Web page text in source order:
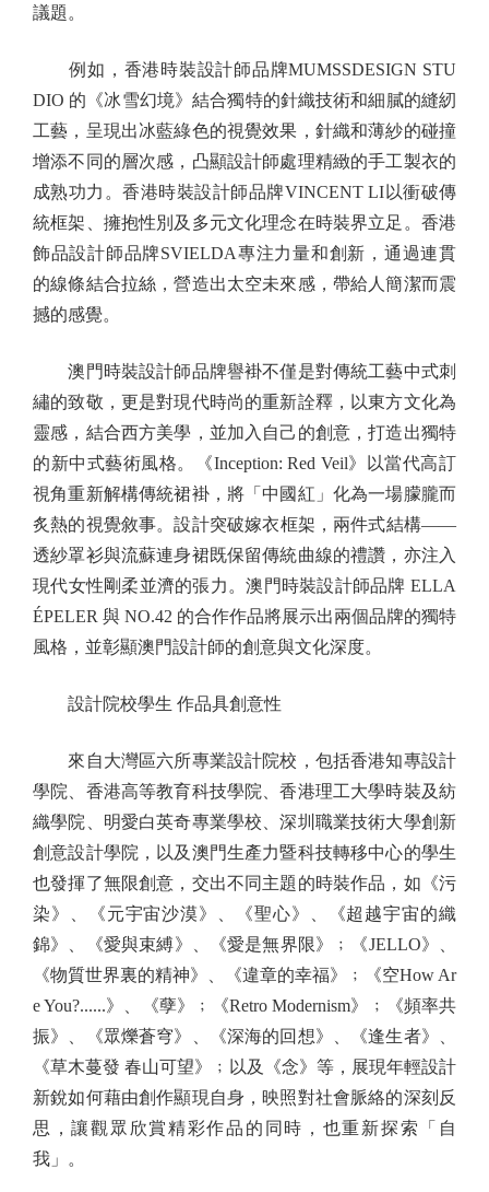
議題。
例如，香港時裝設計師品牌MUMSSDESIGN STU
DIO 的《冰雪幻境》結合獨特的針織技術和細膩的縫紉
工藝，呈現出冰藍綠色的視覺效果，針織和薄紗的碰撞
增添不同的層次感，凸顯設計師處理精緻的手工製衣的
成熟功力。香港時裝設計師品牌VINCENT LI以衝破傳
統框架、擁抱性別及多元文化理念在時裝界立足。香港
飾品設計師品牌SVIELDA專注力量和創新，通過連貫
的線條結合拉絲，營造出太空未來感，帶給人簡潔而震
撼的感覺。
澳門時裝設計師品牌譽褂不僅是對傳統工藝中式刺
繡的致敬，更是對現代時尚的重新詮釋，以東方文化為
靈感，結合西方美學，並加入自己的創意，打造出獨特
的新中式藝術風格。《Inception: Red Veil》以當代高訂
視角重新解構傳統裙褂，將「中國紅」化為一場朦朧而
炙熱的視覺敘事。設計突破嫁衣框架，兩件式結構——
透紗罩衫與流蘇連身裙既保留傳統曲線的禮讚，亦注入
現代女性剛柔並濟的張力。澳門時裝設計師品牌 ELLA
ÉPELER 與 NO.42 的合作作品將展示出兩個品牌的獨特
風格，並彰顯澳門設計師的創意與文化深度。
設計院校學生 作品具創意性
來自大灣區六所專業設計院校，包括香港知專設計
學院、香港高等教育科技學院、香港理工大學時裝及紡
織學院、明愛白英奇專業學校、深圳職業技術大學創新
創意設計學院，以及澳門生產力暨科技轉移中心的學生
也發揮了無限創意，交出不同主題的時裝作品，如《污
染》、《元宇宙沙漠》、《聖心》、《超越宇宙的織
錦》、《愛與束縛》、《愛是無界限》﹔《JELLO》、
《物質世界裏的精神》、《違章的幸福》﹔《空How Ar
e You?......》、《孽》﹔《Retro Modernism》﹔《頻率共
振》、《眾爍蒼穹》、《深海的回想》、《逢生者》、
《草木蔓發 春山可望》﹔以及《念》等，展現年輕設計
新銳如何藉由創作顯現自身，映照對社會脈絡的深刻反
思，讓觀眾欣賞精彩作品的同時，也重新探索「自
我」。